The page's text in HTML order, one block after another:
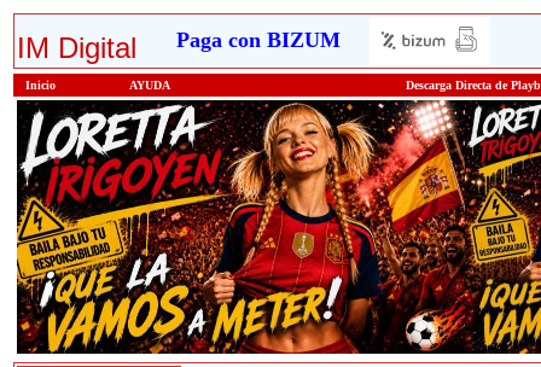
IM Digital Paga con BIZUM
Inicio AYUDA Descarga Directa de